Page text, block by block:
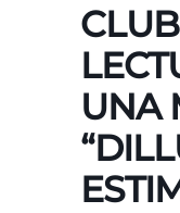
UNA